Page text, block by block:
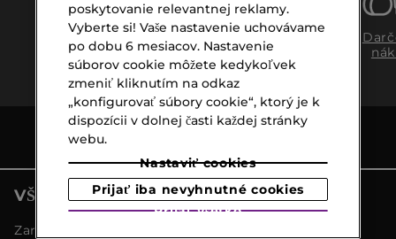
Doprava
zadarmo
nad €39,-
Expresný
osobný
odber
VŠETKY NOVINKY MARIONNAUD
Zaregistrujte sa a objavte naše najnovšie novinky a
poskytovanie relevantnej reklamy.
Vyberte si! Vaše nastavenie uchovávame
po dobu 6 mesiacov. Nastavenie
súborov cookie môžete kedykoľvek
zmeniť kliknutím na odkaz
„konfigurovať súbory cookie“, ktorý je k
dispozícii v dolnej časti každej stránky
webu.
Nastaviť cookies
Prijať iba nevyhnutné cookies
Prijať všetko